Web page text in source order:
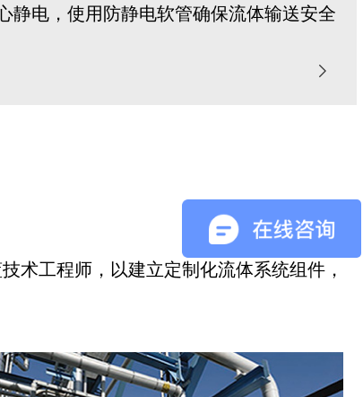
静电，使用防静电软管确保流体输送安全
术工程师，以建立定制化流体系统组件，